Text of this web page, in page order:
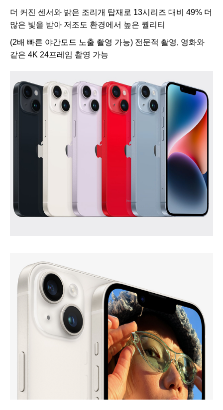
더 커진 센서와 밝은 조리개 탑재로 13시리즈 대비 49% 더
많은 빛을 받아 저조도 환경에서 높은 퀄리티
(2배 빠른 야간모드 노출 촬영 가능) 전문적 촬영, 영화와
같은 4K 24프레임 촬영 가능